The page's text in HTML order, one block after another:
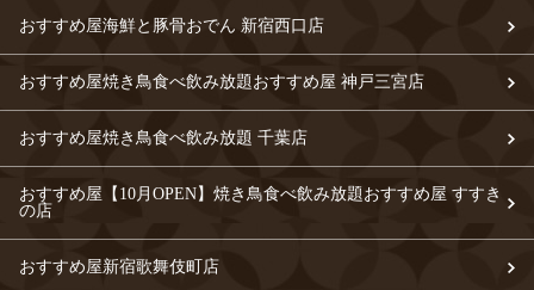
おすすめ屋海鮮と豚骨おでん 新宿西口店
おすすめ屋焼き鳥食べ飲み放題おすすめ屋 神戸三宮店
おすすめ屋焼き鳥食べ飲み放題 千葉店
おすすめ屋【10月OPEN】焼き鳥食べ飲み放題おすすめ屋 すすき
の店
おすすめ屋新宿歌舞伎町店